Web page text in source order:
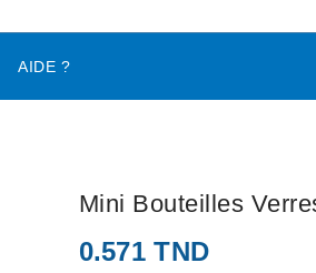
AIDE ?
Mini Bouteilles
0.571 TND